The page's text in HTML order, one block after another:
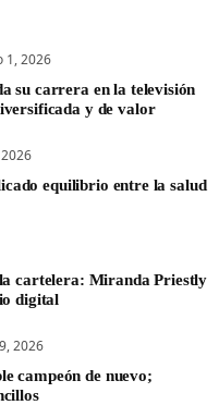
1, 2026
su carrera en la televisión
y de valor
equilibrio entre la salud
cartelera: Miranda Priestly
digital
2026
campeón de nuevo;